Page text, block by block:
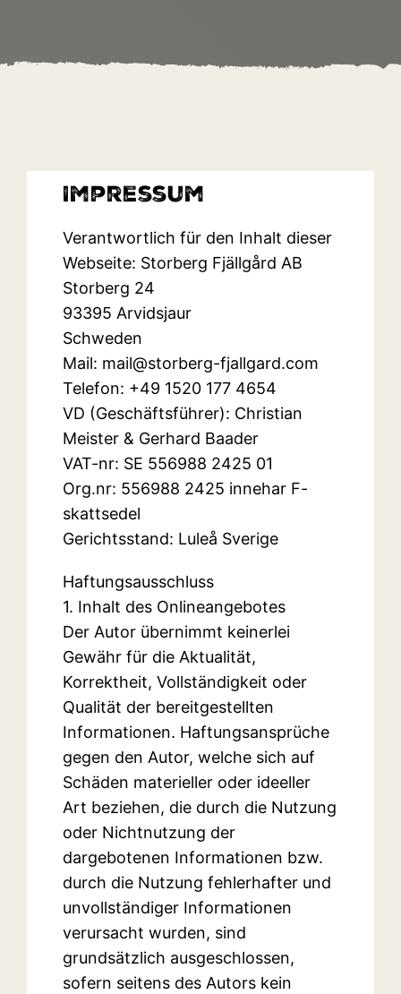
Impressum
Verantwortlich für den Inhalt dieser
Webseite: Storberg Fjällgård AB
Storberg 24
93395 Arvidsjaur
Schweden
Mail: mail@storberg-fjallgard.com
Telefon: +49 1520 177 4654
VD (Geschäftsführer): Christian
Meister & Gerhard Baader
VAT-nr: SE 556988 2425 01
Org.nr: 556988 2425 innehar F-
skattsedel
Gerichtsstand: Luleå Sverige
Haftungsausschluss
1. Inhalt des Onlineangebotes
Der Autor übernimmt keinerlei
Gewähr für die Aktualität,
Korrektheit, Vollständigkeit oder
Qualität der bereitgestellten
Informationen. Haftungsansprüche
gegen den Autor, welche sich auf
Schäden materieller oder ideeller
Art beziehen, die durch die Nutzung
oder Nichtnutzung der
dargebotenen Informationen bzw.
durch die Nutzung fehlerhafter und
unvollständiger Informationen
verursacht wurden, sind
grundsätzlich ausgeschlossen,
sofern seitens des Autors kein